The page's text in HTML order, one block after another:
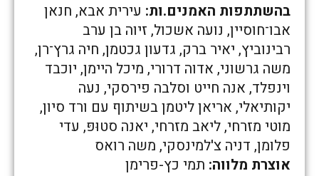
בהשתתפות האמנים.ות: עירית אבא, חנאן
אבו־חוסיין, נועה אשכול, זיוה בן ערב
רבינוביץ, יאיר ברק, גדעון גכטמן, חיה גרץ־רן,
משה גרשוני, אדוה דרורי, מיכל היימן, יוכבד
וינפלד, אנה חייט וסלבה פירסקי, נעה
יקותיאלי, אריאן ליטמן בשיתוף עם ורד סיון,
מוטי מזרחי, ליאב מזרחי, יאנה סטוּפּ, עדי
פלומן, דניה צ'למינסקי, משה רואס
אוצרת מלווה: תמי כץ-פרימן